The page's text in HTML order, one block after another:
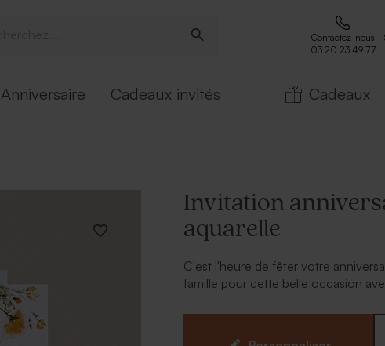
Contactez-nous
03 20 23 49 77
Anniversaire Cadeaux invités Cadeaux
Invitation
aquarelle
C'est l'heure de fêter votre
famille pour cette belle occasion
votre choix grâce à notre outil en